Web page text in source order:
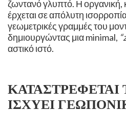
ζωντανό γλυπτό. Η
έρχεται σε απόλυτη
γεωμετρικές γραμμές του
δημιουργώντας μια minimal,
αστικό ιστό. ​
ΚΑΤΑΣΤΡΈΦΕΤΑΙ
ΙΣΧΎΕΙ